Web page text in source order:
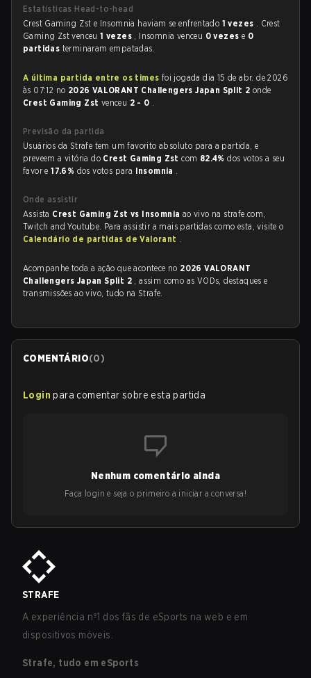
Estatísticas Head-to-head
Crest Gaming Zst e Insomnia haviam se enfrentado 1 vezes . Crest
Gaming Zst venceu1 vezes , Insomnia venceu 0 vezes e 0
partidas terminaram empatadas.
A última partida entre os times foi jogada dia 15 de abr. de 2026
às 07:12 no 2026 VALORANT Challengers Japan Split 2 onde
Crest Gaming Zst venceu 2 - 0 .
Previsão da partida
Usuários da Strafe tem um favorito absoluto para a partida, e
preveem a vitória do Crest Gaming Zstcom 82.4%dos votos a seu
favor e17.6% dos votos para Insomnia .
Onde assistir
Assista Crest Gaming Zst vs Insomnia ao vivo na strafe.com,
Twitch and Youtube. Para assistir a mais partidas como esta, visite o
Calendário de partidas de Valorant .
Acompanhe toda a ação que acontece no 2026 VALORANT
Challengers Japan Split 2 , assim como as VODs, destaques e
transmissões ao vivo, tudo na Strafe.
COMENTÁRIO(0)
Login para comentar sobre esta partida
Nenhum comentário ainda
Faça login e seja o primeiro a iniciar a conversa!
STRAFE
A experiência nº1 dos fãs de eSports na web e em
dispositivos móveis.
Strafe, tudo em eSports